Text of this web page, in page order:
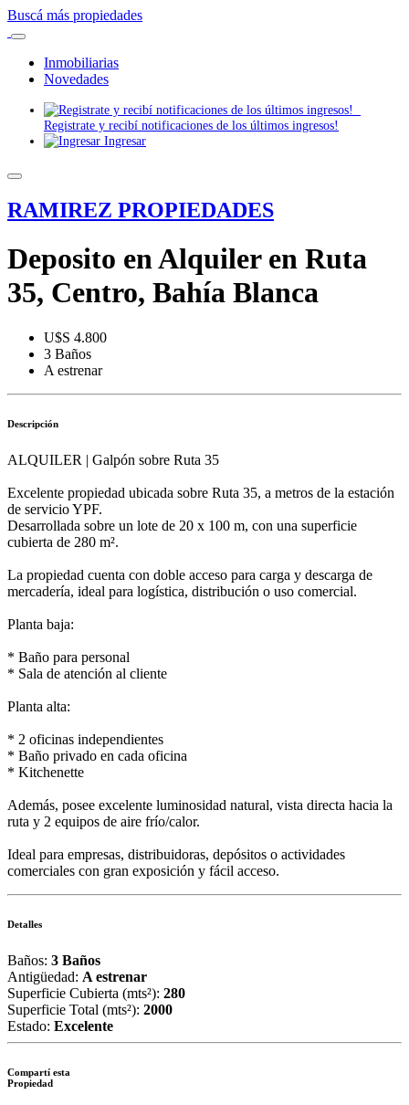
Buscá más propiedades
Inmobiliarias
Novedades
Registrate y recibí notificaciones de los últimos ingresos!
Ingresar
RAMIREZ PROPIEDADES
Deposito en Alquiler en Ruta
35, Centro, Bahía Blanca
U$S 4.800
3 Baños
A estrenar
Descripción
ALQUILER | Galpón sobre Ruta 35
Excelente propiedad ubicada sobre Ruta 35, a metros de la estación
de servicio YPF.
Desarrollada sobre un lote de 20 x 100 m, con una superficie
cubierta de 280 m².
La propiedad cuenta con doble acceso para carga y descarga de
mercadería, ideal para logística, distribución o uso comercial.
Planta baja:
* Baño para personal
* Sala de atención al cliente
Planta alta:
* 2 oficinas independientes
* Baño privado en cada oficina
* Kitchenette
Además, posee excelente luminosidad natural, vista directa hacia la
ruta y 2 equipos de aire frío/calor.
Ideal para empresas, distribuidoras, depósitos o actividades
comerciales con gran exposición y fácil acceso.
Detalles
Baños: 3 Baños
Antigüedad: A estrenar
Superficie Cubierta (mts²): 280
Superficie Total (mts²): 2000
Estado: Excelente
Compartí esta
Propiedad